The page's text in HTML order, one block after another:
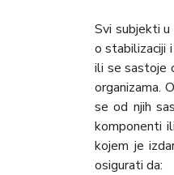
Svi subjekti
o stabilizaciji
ili se sastoje
organizama.
se od njih
komponenti
kojem je
osigurati da: